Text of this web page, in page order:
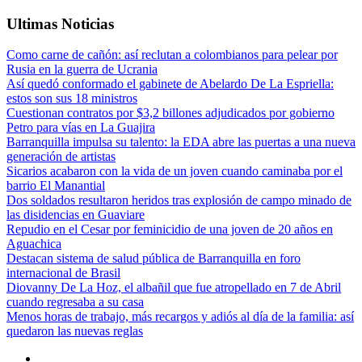
Ultimas Noticias
Como carne de cañón: así reclutan a colombianos para pelear por
Rusia en la guerra de Ucrania
Así quedó conformado el gabinete de Abelardo De La Espriella:
estos son sus 18 ministros
Cuestionan contratos por $3,2 billones adjudicados por gobierno
Petro para vías en La Guajira
Barranquilla impulsa su talento: la EDA abre las puertas a una nueva
generación de artistas
Sicarios acabaron con la vida de un joven cuando caminaba por el
barrio El Manantial
Dos soldados resultaron heridos tras explosión de campo minado de
las disidencias en Guaviare
Repudio en el Cesar por feminicidio de una joven de 20 años en
Aguachica
Destacan sistema de salud pública de Barranquilla en foro
internacional de Brasil
Diovanny De La Hoz, el albañil que fue atropellado en 7 de Abril
cuando regresaba a su casa
Menos horas de trabajo, más recargos y adiós al día de la familia: así
quedaron las nuevas reglas